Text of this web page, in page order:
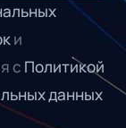
и
с Политикой
данных